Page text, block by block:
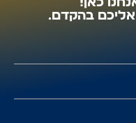
אליכם בהקדם.